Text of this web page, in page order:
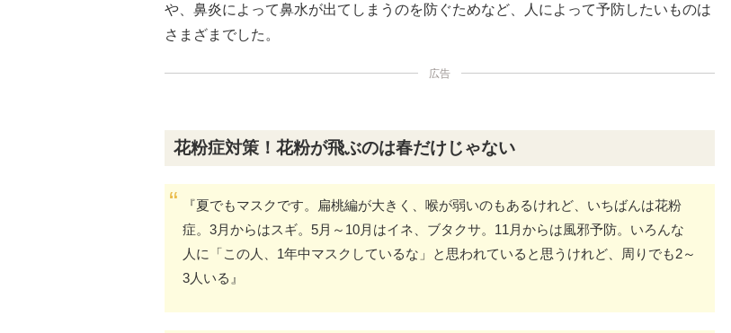
や、鼻炎によって鼻水が出てしまうのを防ぐためなど、人によって予防したいものは
さまざまでした。
広告
花粉症対策！花粉が飛ぶのは春だけじゃない
『夏でもマスクです。扁桃編が大きく、喉が弱いのもあるけれど、いちばんは花粉
症。3月からはスギ。5月～10月はイネ、ブタクサ。11月からは風邪予防。いろんな
人に「この人、1年中マスクしているな」と思われていると思うけれど、周りでも2～
3人いる』